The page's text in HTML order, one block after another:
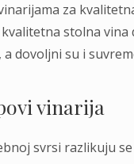
za
stolna
a dovoljni su i
vinarija
svrsi razlikuju